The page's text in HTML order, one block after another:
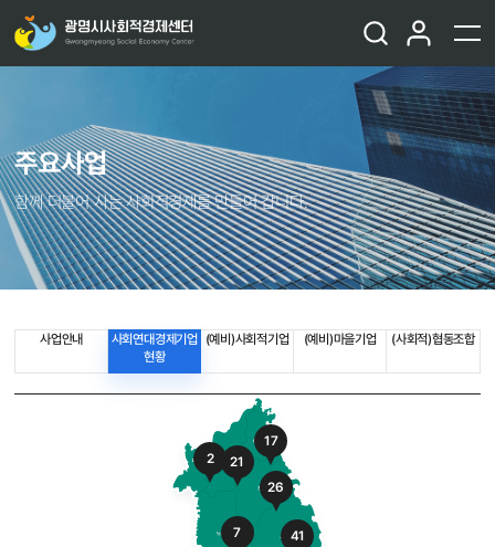
주요사업
함께 더불어 사는 사회적경제를 만들어 갑니다.
사업안내
사회연대경제기업
현황
(예비)사회적기업 (예비)마을기업 (사회적)협동조합
2 21
17
7
26
41